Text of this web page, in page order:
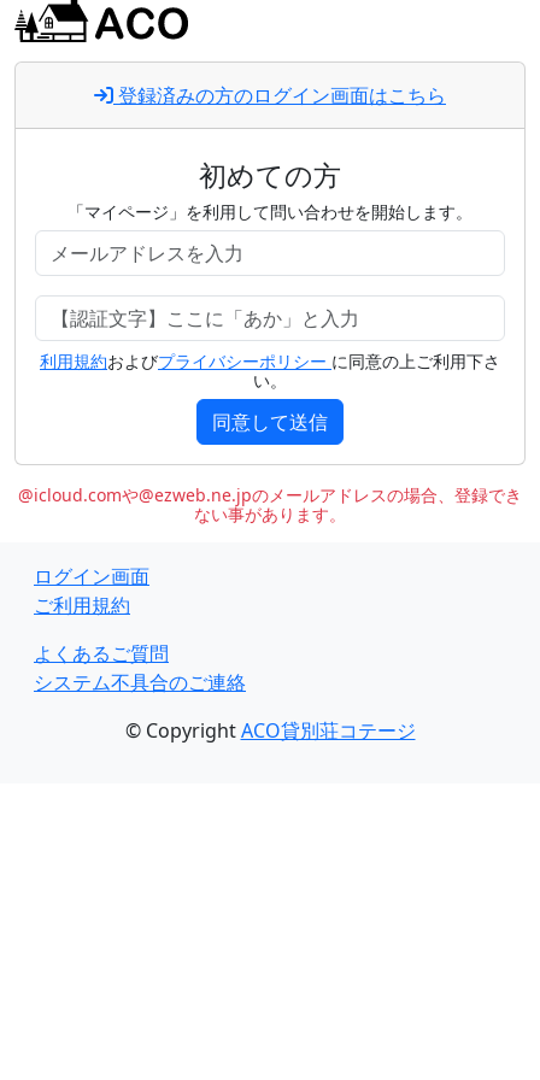
登録済みの方のログイン画面はこちら
初めての方
「マイページ」を利用して問い合わせを開始します。
利用規約およびプライバシーポリシー に同意の上ご利用下さ
い。
同意して送信
@icloud.comや@ezweb.ne.jpのメールアドレスの場合、登録でき
ない事があります。
ログイン画面
ご利用規約
よくあるご質問
システム不具合のご連絡
© CopyrightACO貸別荘コテージ